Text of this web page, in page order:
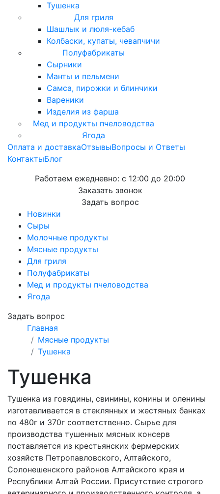
Тушенка
Для гриля
Шашлык и люля-кебаб
Колбаски, купаты, чевапчичи
Полуфабрикаты
Сырники
Манты и пельмени
Самса, пирожки и блинчики
Вареники
Изделия из фарша
Мед и продукты пчеловодства
Ягода
Оплата и доставкаОтзывыВопросы и Ответы
КонтактыБлог
Работаем ежедневно: с 12:00 до 20:00
Заказать звонок
Задать вопрос
Новинки
Сыры
Молочные продукты
Мясные продукты
Для гриля
Полуфабрикаты
Мед и продукты пчеловодства
Ягода
Задать вопрос
Главная
Мясные продукты
Тушенка
Тушенка
Тушенка из говядины, свинины, конины и оленины
изготавливается в стеклянных и жестяных банках
по 480г и 370г соответственно. Сырье для
производства тушенных мясных консерв
поставляется из крестьянских фермерских
хозяйств Петропавловского, Алтайского,
Солонешенского районов Алтайского края и
Республики Алтай России. Присутствие строгого